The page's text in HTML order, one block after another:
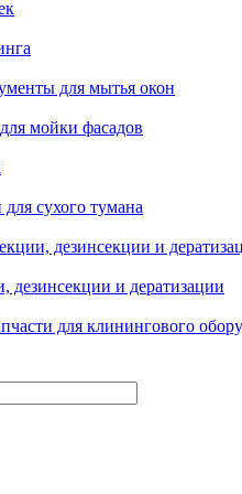
для мытья окон
мойки фасадов
сухого тумана
дезинсекции и
дезинсекции и дератизации
для клинингового